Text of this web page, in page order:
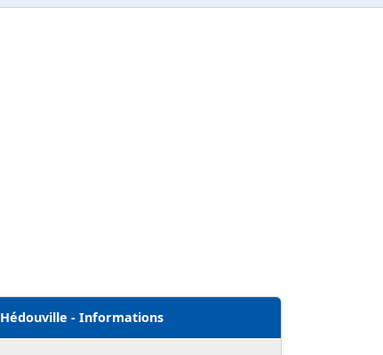
Hédouville - Informations